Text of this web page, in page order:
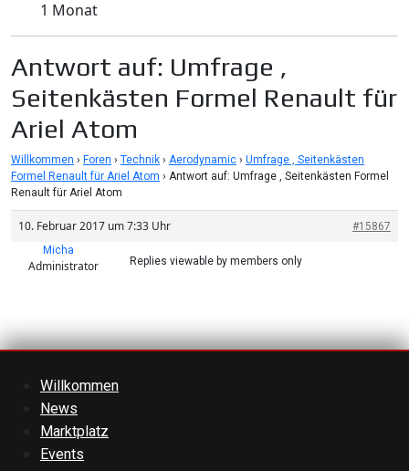
1 Monat
Antwort auf: Umfrage ,
Seitenkästen Formel Renault für
Ariel Atom
Willkommen › Foren › Technik › Aerodynamic › Umfrage , Seitenkästen
Formel Renault für Ariel Atom › Antwort auf: Umfrage , Seitenkästen Formel
Renault für Ariel Atom
10. Februar 2017 um 7:33 Uhr
#15867
Micha
Administrator Replies viewable by members only
Willkommen
News
Marktplatz
Events